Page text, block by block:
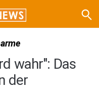
wahr": Das
der